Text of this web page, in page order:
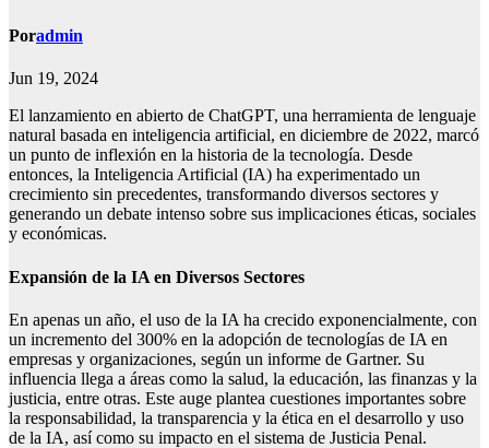
Poradmin
Jun 19, 2024
El lanzamiento en abierto de ChatGPT, una herramienta de lenguaje
natural basada en inteligencia artificial, en diciembre de 2022, marcó
un punto de inflexión en la historia de la tecnología. Desde
entonces, la Inteligencia Artificial (IA) ha experimentado un
crecimiento sin precedentes, transformando diversos sectores y
generando un debate intenso sobre sus implicaciones éticas, sociales
y económicas.
Expansión de la IA en Diversos Sectores
En apenas un año, el uso de la IA ha crecido exponencialmente, con
un incremento del 300% en la adopción de tecnologías de IA en
empresas y organizaciones, según un informe de Gartner. Su
influencia llega a áreas como la salud, la educación, las finanzas y la
justicia, entre otras. Este auge plantea cuestiones importantes sobre
la responsabilidad, la transparencia y la ética en el desarrollo y uso
de la IA, así como su impacto en el sistema de Justicia Penal.